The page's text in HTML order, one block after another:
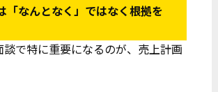
「なんとなく」ではなく根拠を
談で特に重要になるのが、売上計画